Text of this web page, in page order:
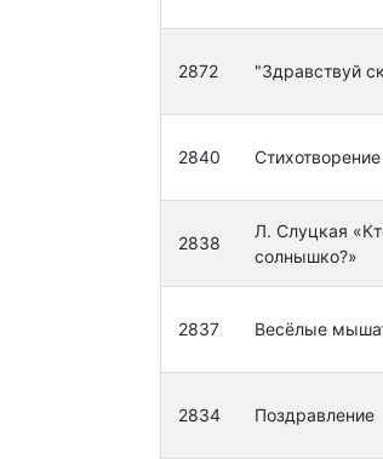
2872 "Здравствуй
2840 Стихотворение
2838
Л. Слуцкая
солнышко?»
2837 Весёлые
2834 Поздравление